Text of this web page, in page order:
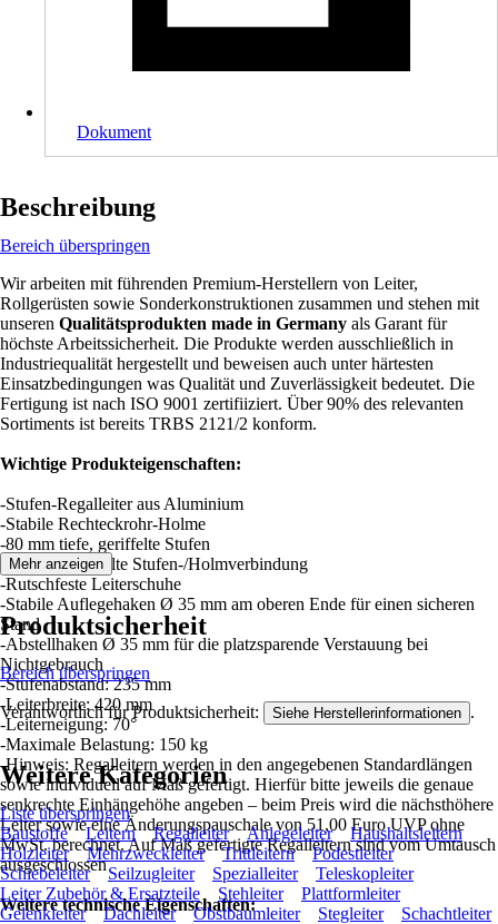
Dokument
Beschreibung
Bereich überspringen
Wir arbeiten mit führenden Premium-Herstellern von Leiter,
Rollgerüsten sowie Sonderkonstruktionen zusammen und stehen mit
unseren Qualitätsprodukten made in Germany als Garant für
höchste Arbeitssicherheit. Die Produkte werden ausschließlich in
Industriequalität hergestellt und beweisen auch unter härtesten
Einsatzbedingungen was Qualität und Zuverlässigkeit bedeutet. Die
Fertigung ist nach ISO 9001 zertifiiziert. Über 90% des relevanten
Sortiments ist bereits TRBS 2121/2 konform.
Wichtige Produkteigenschaften:
-Stufen-Regalleiter aus Aluminium
-Stabile Rechteckrohr-Holme
-80 mm tiefe, geriffelte Stufen
-4-fach gebördelte Stufen-/Holmverbindung
-Rutschfeste Leiterschuhe
-Stabile Auflegehaken Ø 35 mm am oberen Ende für einen sicheren
Stand
-Abstellhaken Ø 35 mm für die platzsparende Verstauung bei
Nichtgebrauch
-Stufenabstand: 235 mm
-Leiterbreite: 420 mm
-Leiterneigung: 70°
-Maximale Belastung: 150 kg
-Hinweis: Regalleitern werden in den angegebenen Standardlängen
sowie individuell auf Maß gefertigt. Hierfür bitte jeweils die genaue
senkrechte Einhängehöhe angeben – beim Preis wird die nächsthöhere
Leiter sowie eine Änderungspauschale von 51,00 Euro UVP ohne
MwSt. berechnet. Auf Maß gefertigte Regalleitern sind vom Umtausch
ausgeschlossen
Weitere technische Eigenschaften:
Mehr anzeigen
Produktsicherheit
Bereich überspringen
Verantwortlich für Produktsicherheit: Siehe Herstellerinformationen .
Weitere Kategorien
Liste überspringen
Baustoffe
Leitern Regalleiter Anlegeleiter
Haushaltsleitern
Holzleiter
Mehrzweckleiter Trittleitern
Podestleiter
Schiebeleiter
Seilzugleiter Spezialleiter
Teleskopleiter
Leiter Zubehör & Ersatzteile
Stehleiter
Plattformleiter
Gelenkleiter
Dachleiter Obstbaumleiter Stegleiter Schachtleiter